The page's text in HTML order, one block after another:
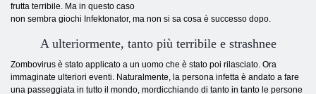
frutta terribile. Ma in questo caso
non sembra giochi Infektonator, ma non si sa cosa è successo dopo.
A ulteriormente, tanto più terribile e strashnee
Zombovirus è stato applicato a un uomo che è stato poi rilasciato. Ora
immaginate ulteriori eventi. Naturalmente, la persona infetta è andato a fare
una passeggiata in tutto il mondo, mordicchiando di tanto in tanto le persone